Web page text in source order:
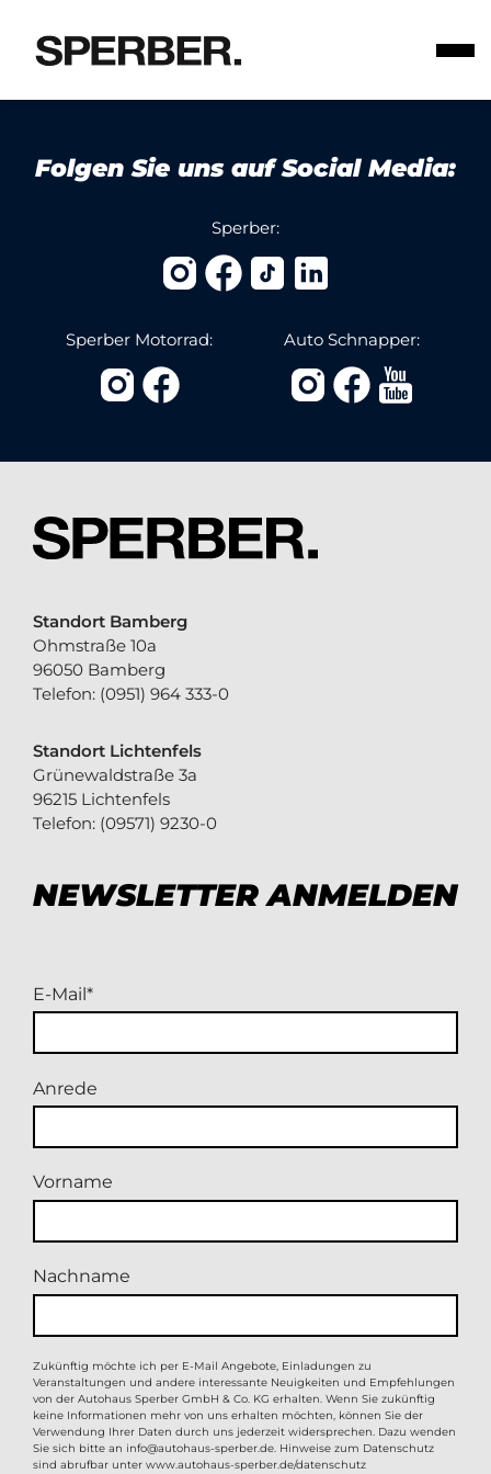
Folgen Sie uns auf Social Media:
Sperber:
Sperber Motorrad: Auto Schnapper:
Standort Bamberg
Ohmstraße 10a
96050 Bamberg
Telefon: (0951) 964 333-0
Standort Lichtenfels
Grünewaldstraße 3a
96215 Lichtenfels
Telefon: (09571) 9230-0
NEWSLETTER ANMELDEN
E-Mail
Anrede
Vorname
Nachname
Zukünftig möchte ich per E-Mail Angebote, Einladungen zu
Veranstaltungen und andere interessante Neuigkeiten und Empfehlungen
von der Autohaus Sperber GmbH & Co. KG erhalten. Wenn Sie zukünftig
keine Informationen mehr von uns erhalten möchten, können Sie der
Verwendung Ihrer Daten durch uns jederzeit widersprechen. Dazu wenden
Sie sich bitte an info@autohaus-sperber.de. Hinweise zum Datenschutz
sind abrufbar unter www.autohaus-sperber.de/datenschutz